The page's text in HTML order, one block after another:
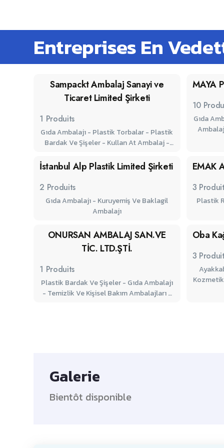
Entreprises En
Sampackt Ambalaj Sanayi ve
Ticaret Limited Şirketi
1 Produits
Gıda Ambalajı - Plastik Torbalar - Plastik
Bardak Ve Şişeler - Kullan At Ambalaj -
MAYA
10
Gıda
Ambalajı
Bebek
İstanbul Alp Plastik Limited Şirketi
2 Produits
Gıda Ambalajı - Kuruyemiş Ve Baklagil
Ambalajı
EMAK
3
Plastik
ONURSAN AMBALAJ SAN.VE
TİC. LTD.ŞTİ.
1 Produits
Plastik Bardak Ve Şişeler - Gıda Ambalajı
- Temizlik Ve Kişisel Bakım Ambalajları -
Oba
3
Ayakkabı
Kozmetik Kutular -
Galerie
Bientôt disponible